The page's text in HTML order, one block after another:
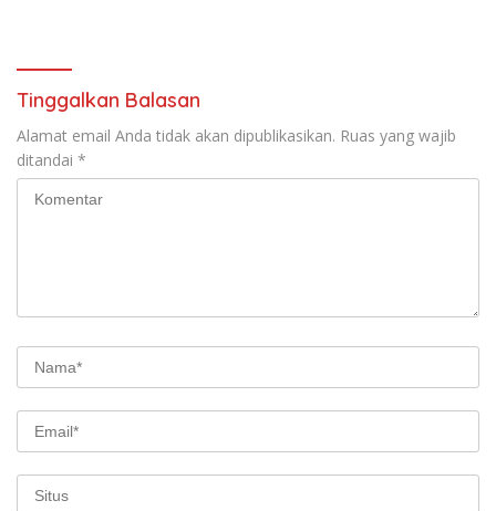
Tinggalkan Balasan
Alamat email Anda tidak akan dipublikasikan. Ruas yang wajib
ditandai *